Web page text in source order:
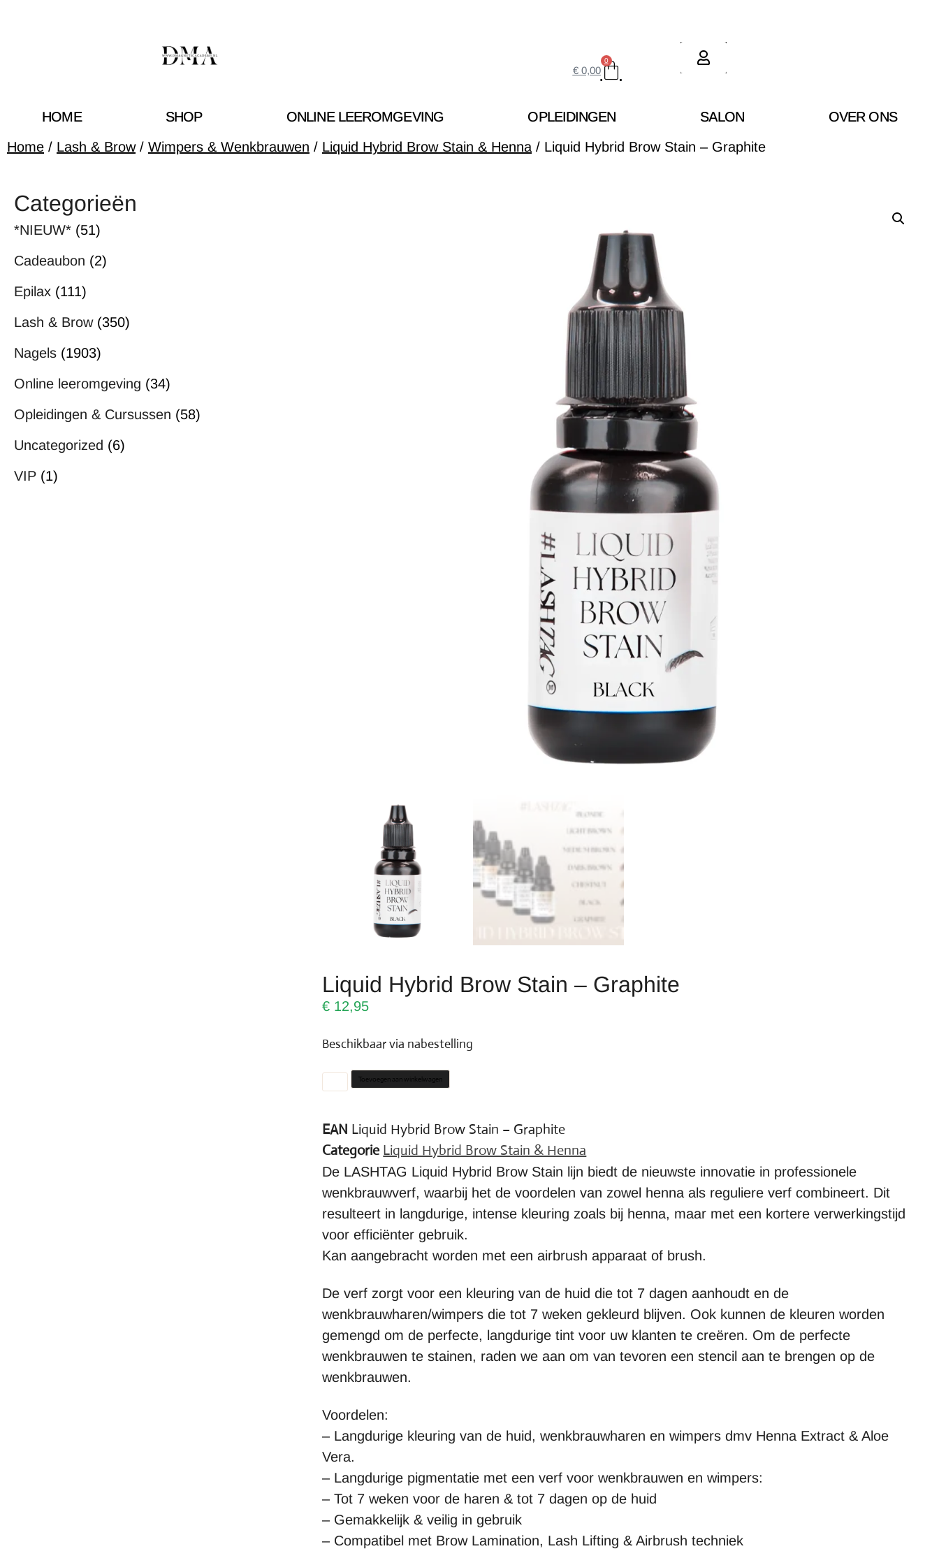
€0,00
0
HOME SHOP ONLINE LEEROMGEVING OPLEIDINGEN SALON
OVER ONS
Home / Lash & Brow/ Wimpers & Wenkbrauwen / Liquid Hybrid Brow Stain & Henna / Liquid Hybrid Brow Stain – Graphite
Categorieën
*NIEUW* (51)
Cadeaubon (2)
Epilax (111)
Lash & Brow (350)
Nagels (1903)
Online leeromgeving (34)
Opleidingen & Cursussen (58)
Uncategorized (6)
VIP (1)
Liquid Hybrid Brow Stain – Graphite
€ 12,95
Beschikbaar via nabestelling
Toevoegen aan winkelwagen
EAN Liquid Hybrid Brow Stain – Graphite
Categorie Liquid Hybrid Brow Stain & Henna
De LASHTAG Liquid Hybrid Brow Stain lijn biedt de nieuwste innovatie in professionele
wenkbrauwverf, waarbij het de voordelen van zowel henna als reguliere verf combineert. Dit
resulteert in langdurige, intense kleuring zoals bij henna, maar met een kortere verwerkingstijd
voor efficiënter gebruik.
Kan aangebracht worden met een airbrush apparaat of brush.
De verf zorgt voor een kleuring van de huid die tot 7 dagen aanhoudt en de
wenkbrauwharen/wimpers die tot 7 weken gekleurd blijven. Ook kunnen de kleuren worden
gemengd om de perfecte, langdurige tint voor uw klanten te creëren. Om de perfecte
wenkbrauwen te stainen, raden we aan om van tevoren een stencil aan te brengen op de
wenkbrauwen.
Voordelen:
– Langdurige kleuring van de huid, wenkbrauwharen en wimpers dmv Henna Extract & Aloe
Vera.
– Langdurige pigmentatie met een verf voor wenkbrauwen en wimpers:
– Tot 7 weken voor de haren & tot 7 dagen op de huid
– Gemakkelijk & veilig in gebruik
– Compatibel met Brow Lamination, Lash Lifting & Airbrush techniek